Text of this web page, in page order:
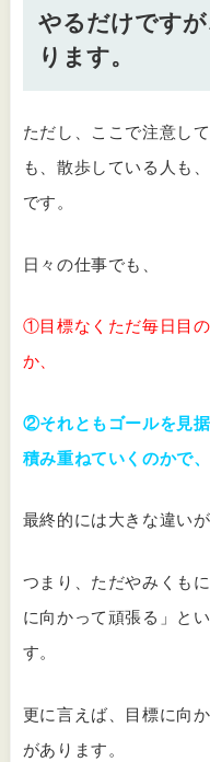
やるだけです
ります。
ただし、ここで注意し
も、散歩している人も、
です。
日々の仕事でも、
①目標なくただ毎日目
か、
②それともゴールを見
積み重ねていくのかで、
最終的には大きな違い
つまり、ただやみくも
に向かって頑張る」と
す。
更に言えば、目標に向
があります。